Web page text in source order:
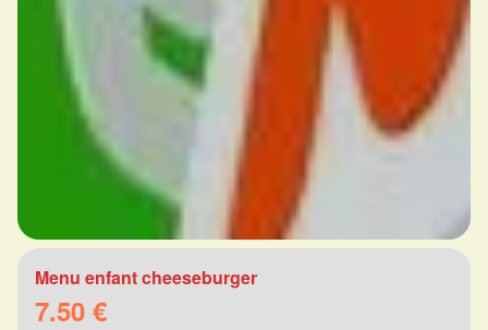
Menu enfant cheeseburger
7.50 €